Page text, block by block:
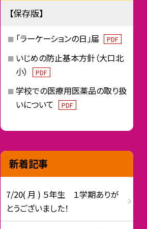
【保存版】
「ラーケーションの日」届 PDF
いじめの防止基本方針（大口北
小）
PDF
学校での医療用医薬品の取り扱
いについて
PDF
新着記事
7/20( 月 ) ５年生 １学期ありが
とうございました！